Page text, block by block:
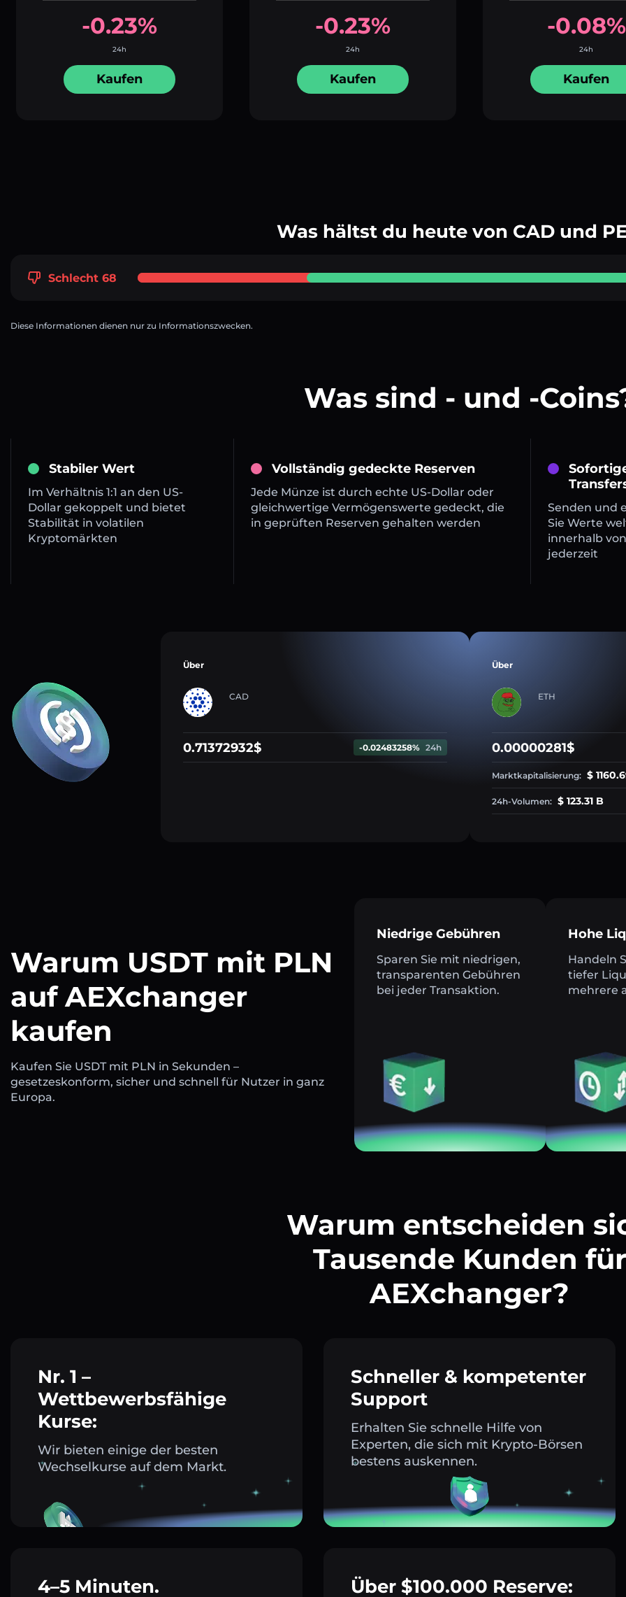
-0.23%
24h
Kaufen
-0.23%
24h
Kaufen
-0.08%
24h
Kaufen
Was hältst du heute von CAD und
Schlecht 68
Diese Informationen dienen nur zu Informationszwecken.
Was sind - und -
Stabiler Wert
Im Verhältnis 1:1 an den US-
Dollar gekoppelt und bietet
Stabilität in volatilen
Kryptomärkten
Vollständig gedeckte Reserven
Jede Münze ist durch echte US-Dollar oder
gleichwertige Vermögenswerte gedeckt, die
in geprüften Reserven gehalten werden
Senden und
Sie Werte
innerhalb
jederzeit
Über
CAD
0.71372932$ -0.02483258% 24h
Über
ETH
0.00000281$
Marktkapitalisierung: $
24h-Volumen: $ 123.31 B
Warum USDT mit PLN
auf AEXchanger
kaufen
Kaufen Sie USDT mit PLN in Sekunden –
gesetzeskonform, sicher und schnell für Nutzer in ganz
Europa.
Niedrige Gebühren
Sparen Sie mit niedrigen,
transparenten Gebühren
bei jeder Transaktion.
Hohe
Handeln
tiefer
mehrere
Warum entscheiden
Tausende Kunden für
AEXchanger?
Nr. 1 –
Wettbewerbsfähige
Kurse:
Wir bieten einige der besten
Wechselkurse auf dem Markt.
Schneller & kompetenter
Support
Erhalten Sie schnelle Hilfe von
Experten, die sich mit Krypto-Börsen
bestens auskennen.
4–5 Minuten. Über $100.000 Reserve: